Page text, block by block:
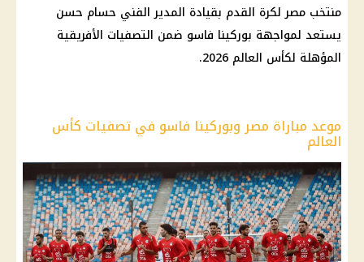
منتخب مصر لكرة القدم بقيادة المدير الفني حسام حسن
يستعد لمواجهة بوركينا فاسو ضمن التصفيات الأفريقية
المؤهلة لكأس العالم 2026.
موعد مباراة مصر وبوركينا فاسو في تصفيات كأس
العالم